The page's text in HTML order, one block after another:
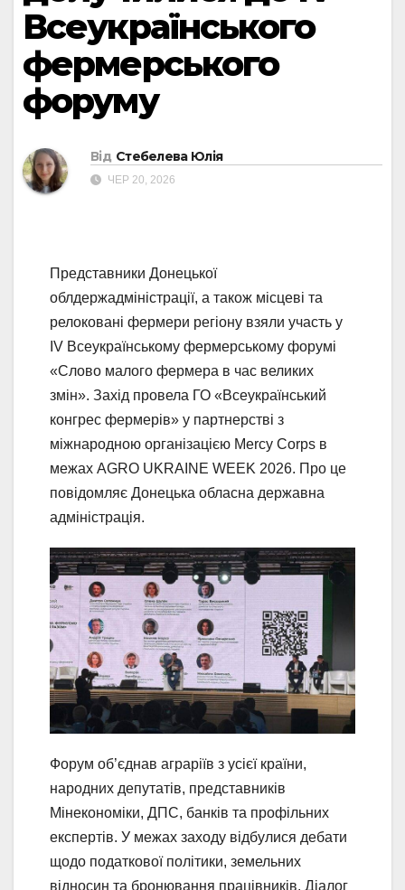
Всеукраїнського
фермерського
форуму
Від Стебелева Юлія
ЧЕР 20, 2026
Представники Донецької
облдержадміністрації, а також місцеві та
релоковані фермери регіону взяли участь у
IV Всеукраїнському фермерському форумі
«Слово малого фермера в час великих
змін». Захід провела ГО «Всеукраїнський
конгрес фермерів» у партнерстві з
міжнародною організацією Mercy Corps в
межах AGRO UKRAINE WEEK 2026. Про це
повідомляє Донецька обласна державна
адміністрація.
Форум об’єднав аграріїв з усієї країни,
народних депутатів, представників
Мінекономіки, ДПС, банків та профільних
експертів. У межах заходу відбулися дебати
щодо податкової політики, земельних
відносин та бронювання працівників. Діалог